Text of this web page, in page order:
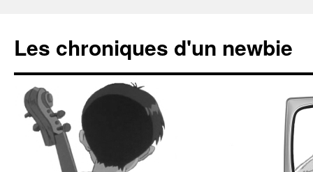
Les chroniques d'un newbie